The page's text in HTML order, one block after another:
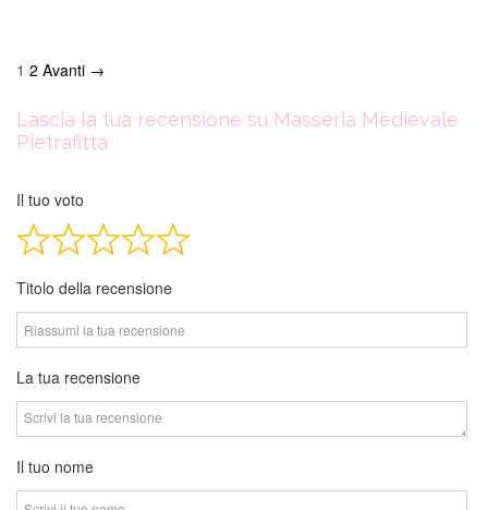
Site
navigation
Page
1 Page
2 Avanti →
Lascia la tua recensione su Masseria Medievale
Pietrafitta
Il tuo voto
Titolo della recensione
La tua recensione
Il tuo nome